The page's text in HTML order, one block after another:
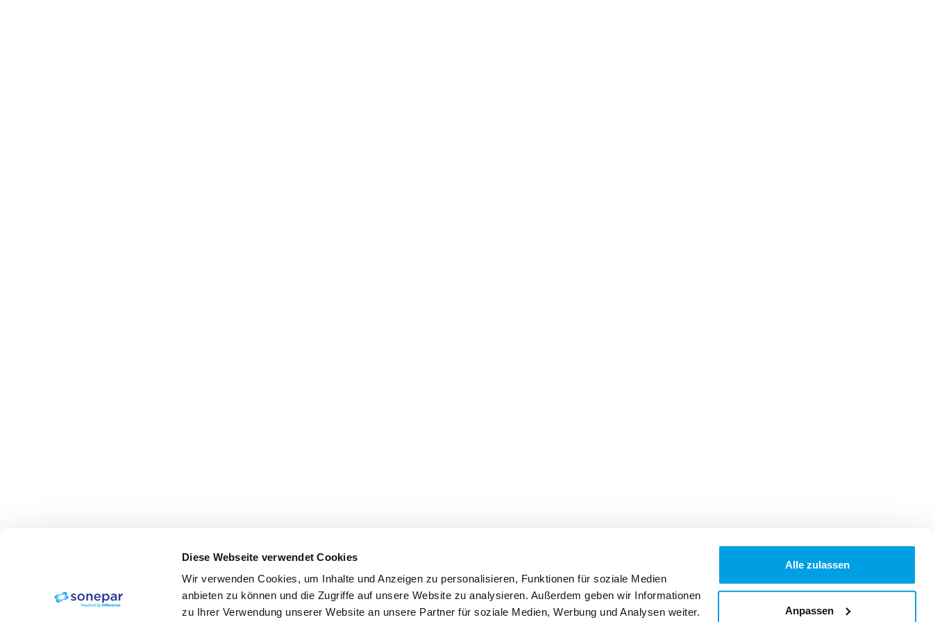
Diese Webseite verwendet Cookies
Wir verwenden Cookies, um Inhalte und Anzeigen zu personalisieren, Funktionen für soziale Medien
anbieten zu können und die Zugriffe auf unsere Website zu analysieren. Außerdem geben wir Informationen
zu Ihrer Verwendung unserer Website an unsere Partner für soziale Medien, Werbung und Analysen weiter.
Alle zulassen
Anpassen